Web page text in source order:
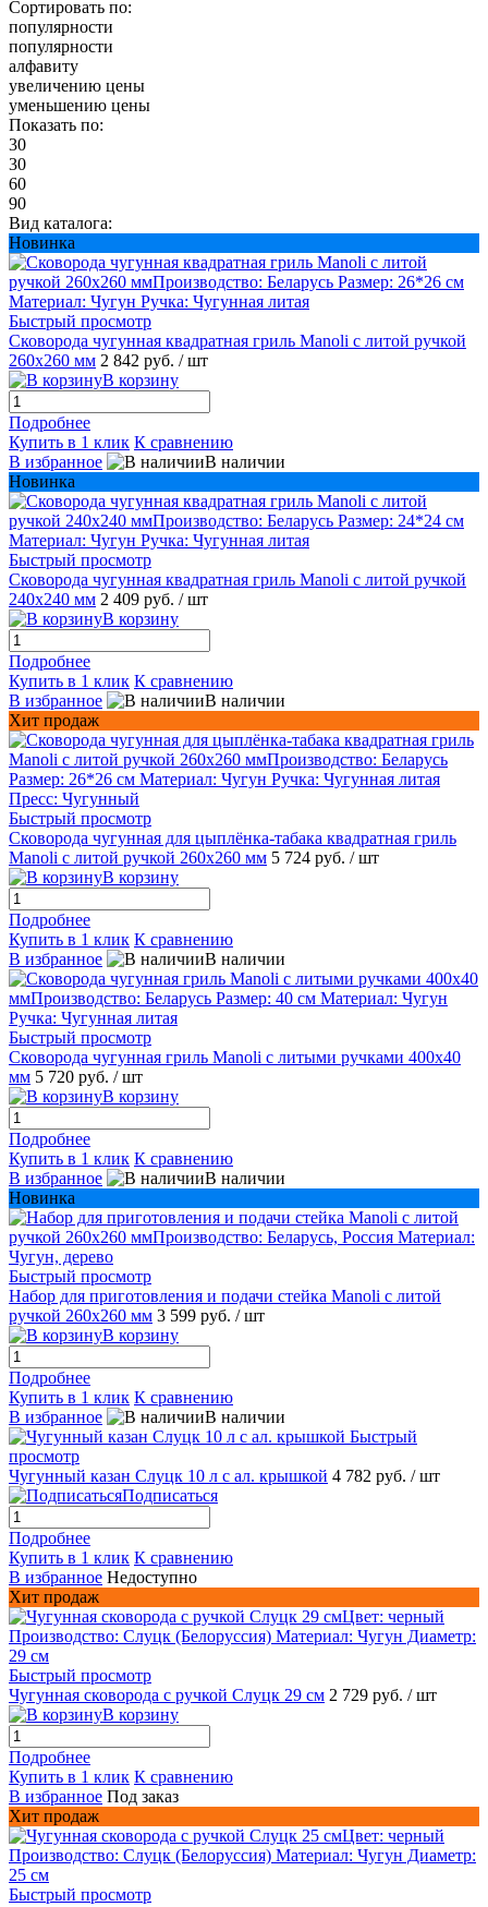
Сортировать по:
популярности
популярности
алфавиту
увеличению цены
уменьшению цены
Показать по:
30
30
60
90
Вид каталога:
Новинка
Быстрый просмотр
Сковорода чугунная квадратная гриль Manoli с литой ручкой
260х260 мм 2 842 руб. / шт
В корзину
Подробнее
Купить в 1 клик К сравнению
В избранное
В наличии
Новинка
Быстрый просмотр
Сковорода чугунная квадратная гриль Manoli с литой ручкой
240х240 мм 2 409 руб. / шт
В корзину
Подробнее
Купить в 1 клик К сравнению
В избранное
В наличии
Хит продаж
Быстрый просмотр
Сковорода чугунная для цыплёнка-табака квадратная гриль
Manoli с литой ручкой 260х260 мм 5 724 руб. / шт
В корзину
Подробнее
Купить в 1 клик К сравнению
В избранное
В наличии
Быстрый просмотр
Сковорода чугунная гриль Manoli с литыми ручками 400х40
мм 5 720 руб. / шт
В корзину
Подробнее
Купить в 1 клик К сравнению
В избранное
В наличии
Новинка
Быстрый просмотр
Набор для приготовления и подачи стейка Manoli с литой
ручкой 260х260 мм 3 599 руб. / шт
В корзину
Подробнее
Купить в 1 клик К сравнению
В избранное
В наличии
Быстрый
просмотр
Чугунный казан Слуцк 10 л с ал. крышкой 4 782 руб. / шт
Подписаться
Подробнее
Купить в 1 клик К сравнению
В избранное Недоступно
Хит продаж
Быстрый просмотр
Чугунная сковорода с ручкой Слуцк 29 см 2 729 руб. / шт
В корзину
Подробнее
Купить в 1 клик К сравнению
В избранное Под заказ
Хит продаж
Быстрый просмотр